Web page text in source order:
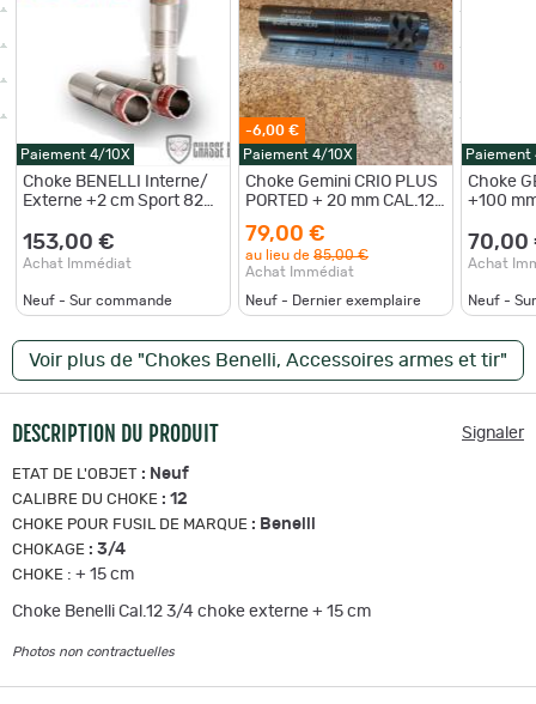
Paiement 4/10X
Choke BENELLI Interne/
Externe +2 cm Sport 828
153,00 €
Achat Immédiat
Neuf - Sur commande
-6,00 €
Paiement 4/10X
Choke Gemini CRIO PLUS
PORTED + 20 mm CAL.12
79,00 €
au lieu de 85,00 €
Achat Immédiat
Neuf - Dernier exemplaire
Paiement
Choke
+100
70,00
Achat
Neuf -
Voir plus de "Chokes Benelli, Accessoires armes et tir"
DESCRIPTION DU PRODUIT Signaler
ETAT DE L'OBJET : Neuf
CALIBRE DU CHOKE : 12
CHOKE POUR FUSIL DE MARQUE : Benelli
CHOKAGE : 3/4
CHOKE : + 15 cm
Choke Benelli Cal.12 3/4 choke externe + 15 cm
Photos non contractuelles